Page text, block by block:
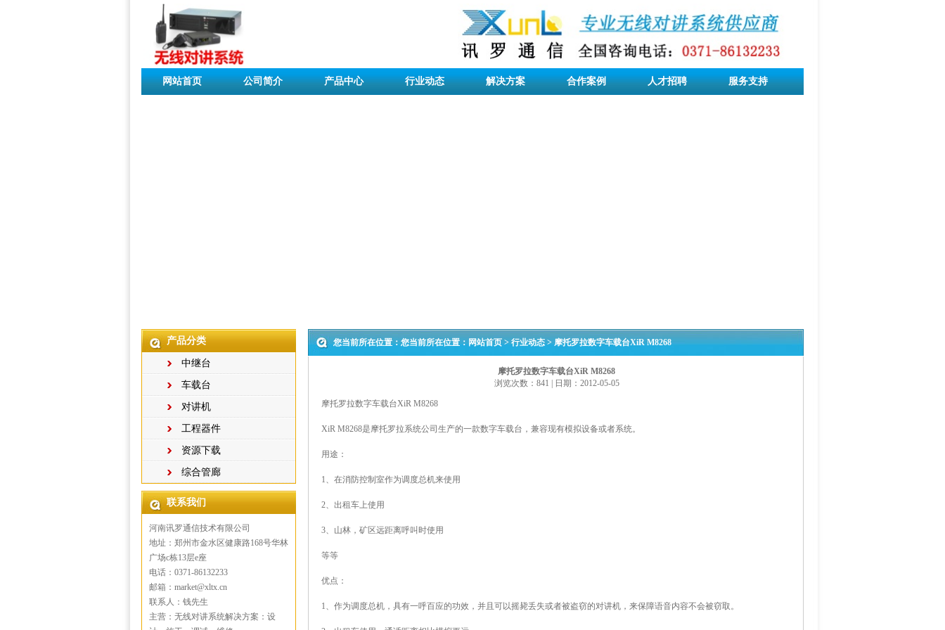
网站首页 公司简介 产品中心 行业动态 解决方案 合作案例 人才招聘 服务支持
产品分类
中继台
车载台
对讲机
工程器件
资源下载
综合管廊
联系我们
河南讯罗通信技术有限公司
地址：郑州市金水区健康路168号华林
广场c栋13层e座
电话：0371-86132233
邮箱：market@xltx.cn
联系人：钱先生
主营：无线对讲系统解决方案：设
您当前所在位置：您当前所在位置：网站首页>行业动态> 摩托罗拉数字车载台XiR M8268
摩托罗拉数字车载台XiR M8268
浏览次数：841 | 日期：2012-05-05
摩托罗拉数字车载台XiR M8268
XiR M8268是摩托罗拉系统公司生产的一款数字车载台，兼容现有模拟设备或者系统。
用途：
1、在消防控制室作为调度总机来使用
2、出租车上使用
3、山林，矿区远距离呼叫时使用
等等
优点：
1、作为调度总机，具有一呼百应的功效，并且可以摇毙丢失或者被盗窃的对讲机，来保障语音内容不会被窃取。